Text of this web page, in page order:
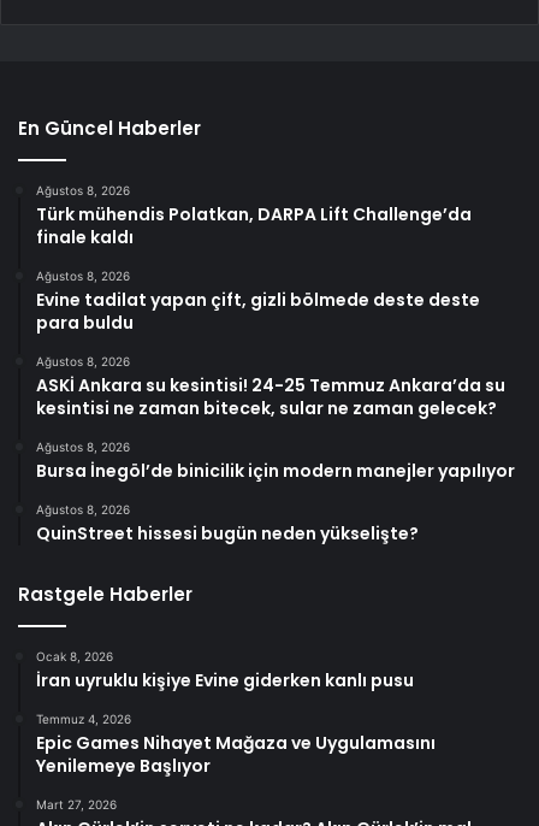
En Güncel Haberler
Ağustos 8, 2026
Türk mühendis Polatkan, DARPA Lift Challenge’da
finale kaldı
Ağustos 8, 2026
Evine tadilat yapan çift, gizli bölmede deste deste
para buldu
Ağustos 8, 2026
ASKİ Ankara su kesintisi! 24-25 Temmuz Ankara’da su
kesintisi ne zaman bitecek, sular ne zaman gelecek?
Ağustos 8, 2026
Bursa İnegöl’de binicilik için modern manejler yapılıyor
Ağustos 8, 2026
QuinStreet hissesi bugün neden yükselişte?
Rastgele Haberler
Ocak 8, 2026
İran uyruklu kişiye Evine giderken kanlı pusu
Temmuz 4, 2026
Epic Games Nihayet Mağaza ve Uygulamasını
Yenilemeye Başlıyor
Mart 27, 2026